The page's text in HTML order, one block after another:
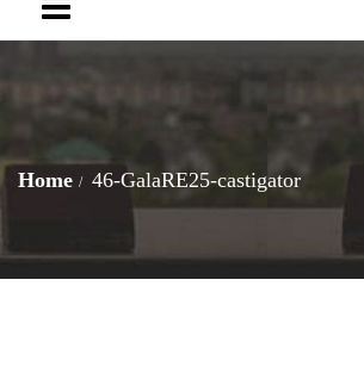
Home 46-GalaRE25-castigator